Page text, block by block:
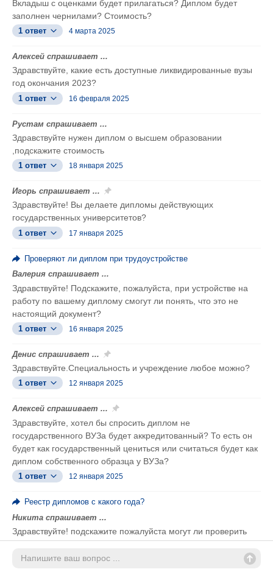
Вкладыш с оценками будет прилагаться? Диплом будет
заполнен чернилами? Стоимость?
1 ответ 4 марта 2025
Алексей спрашивает ...
Здравствуйте, какие есть доступные ликвидированные вузы
год окончания 2023?
1 ответ 16 февраля 2025
Рустам спрашивает ...
Здравствуйте нужен диплом о высшем образовании
,подскажите стоимость
1 ответ 18 января 2025
Игорь спрашивает ...
Здравствуйте! Вы делаете дипломы действующих
государственных университетов?
1 ответ 17 января 2025
Проверяют ли диплом при трудоустройстве
Валерия спрашивает ...
Здравствуйте! Подскажите, пожалуйста, при устройстве на
работу по вашему диплому смогут ли понять, что это не
настоящий документ?
1 ответ 16 января 2025
Денис спрашивает ...
Здравствуйте.Специальность и учреждение любое можно?
1 ответ 12 января 2025
Алексей спрашивает ...
Здравствуйте, хотел бы спросить диплом не
государственного ВУЗа будет аккредитованный? То есть он
будет как государственный цениться или считаться будет как
диплом собственного образца у ВУЗа?
1 ответ 12 января 2025
Реестр дипломов с какого года?
Никита спрашивает ...
Здравствуйте! подскажите пожалуйста могут ли проверить
диплом вуза 1996 года?
1 ответ 7 января 2025